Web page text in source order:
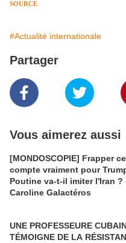
SOURCE
#Actualité internationale
Partager
Vous aimerez aussi
[MONDOSCOPIE] Frapper
compte vraiment pour
Poutine va-t-il imiter l'Iran ?
Caroline Galactéros
UNE PROFESSEURE
TÉMOIGNE DE LA